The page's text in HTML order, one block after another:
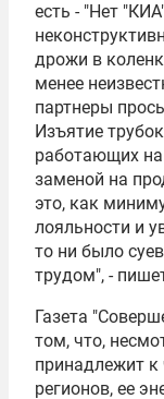
есть - "Нет
дрожи в
менее
партнеры
Изъятие
работающих на
заменой на
это, как
лояльности и
то ни было
трудом", -
Газета
том, что,
принадлежит к
регионов, ее